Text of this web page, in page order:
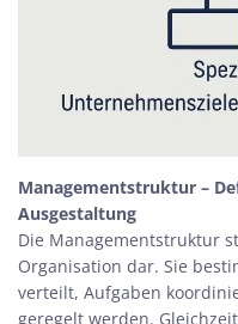
Managementstruktur –
Ausgestaltung
Die Managementstruktur
Organisation dar. Sie
verteilt, Aufgaben
geregelt werden.